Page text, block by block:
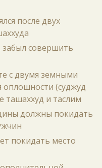
после двух
забыл совершить
с двумя земными
оплошности (суджуд
ташаххуд и таслим
должны покидать
покидать место